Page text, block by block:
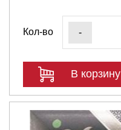
Кол-во -
В корзину